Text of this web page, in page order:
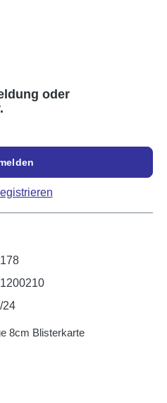
oder
24
8cm Blisterkarte